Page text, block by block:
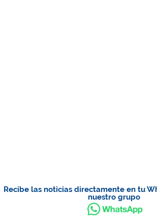
Recibe las noticias directamente en tu
nuestro grupo